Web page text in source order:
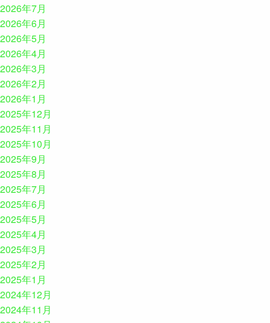
2026年7月
2026年6月
2026年5月
2026年4月
2026年3月
2026年2月
2026年1月
2025年12月
2025年11月
2025年10月
2025年9月
2025年8月
2025年7月
2025年6月
2025年5月
2025年4月
2025年3月
2025年2月
2025年1月
2024年12月
2024年11月